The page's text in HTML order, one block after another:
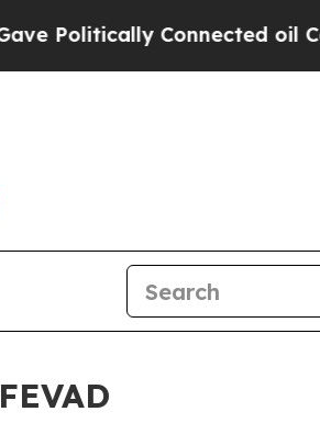
Connected oil